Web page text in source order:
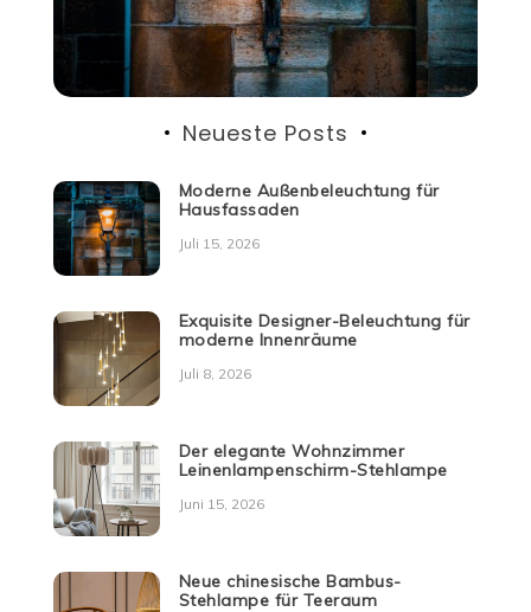
Neueste Posts
Moderne Außenbeleuchtung für
Hausfassaden
Juli 15, 2026
Exquisite Designer-Beleuchtung für
moderne Innenräume
Juli 8, 2026
Der elegante Wohnzimmer
Leinenlampenschirm-Stehlampe
Juni 15, 2026
Neue chinesische Bambus-
Stehlampe für Teeraum